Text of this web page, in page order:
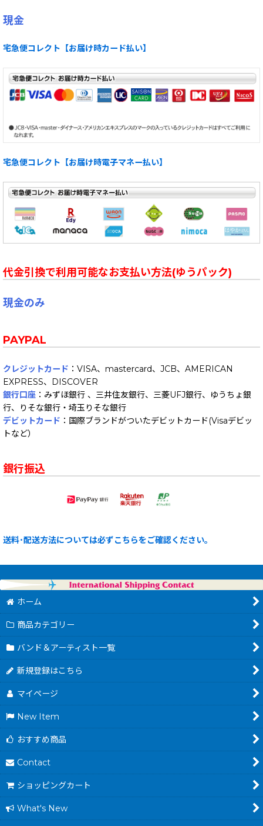
現金
宅急便コレクト【お届け時カード払い】
宅急便コレクト【お届け時電子マネー払い】
代金引換で利用可能なお支払い方法(ゆうパック)
現金のみ
PAYPAL
クレジットカード ：VISA、mastercard、JCB、AMERICAN
EXPRESS、DISCOVER
銀行口座 ：みずほ銀行 、三井住友銀行、三菱UFJ銀行、ゆうちょ銀
行、りそな銀行・埼玉りそな銀行
デビットカード ：国際ブランドがついたデビットカード(Visaデビッ
トなど）
銀行振込
送料･配送方法については必ずこちらをご確認ください。
ホーム
商品カテゴリー
バンド＆アーティスト一覧
新規登録はこちら
マイページ
New Item
おすすめ商品
Contact
ショッピングカート
What's New